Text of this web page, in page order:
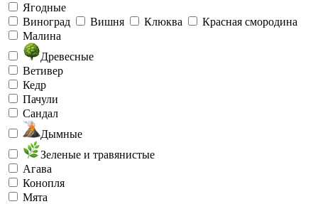
Ягодные
Виноград
Вишня Клюква
Красная смородина
Малина
Древесные
Ветивер
Кедр
Пачули
Сандал
Дымные
Зеленые и травянистые
Агава
Конопля
Мята